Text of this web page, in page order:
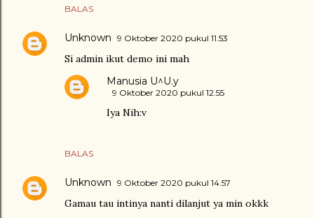
BALAS
Unknown 9 Oktober 2020 pukul 11.53
Si admin ikut demo ini mah
BALAS
Manusia U^U.y
9 Oktober 2020 pukul 12.55
Iya Nih:v
Unknown 9 Oktober 2020 pukul 14.57
Gamau tau intinya nanti dilanjut ya min okkk